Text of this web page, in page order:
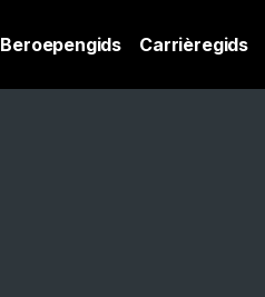
Beroepengids Carrièregids